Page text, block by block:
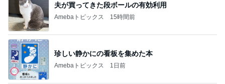
夫が買ってきた段ボールの有効利用
Amebaトピックス 15時間前
珍しい静かにの看板を集めた本
Amebaトピックス 1日前